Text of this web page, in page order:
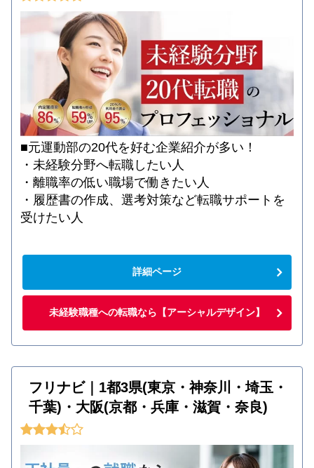
■元運動部の20代を好む企業紹介が多い！
・未経験分野へ転職したい人
・離職率の低い職場で働きたい人
・履歴書の作成、選考対策など転職サポートを
受けたい人
詳細ページ
未経験職種への転職なら【アーシャルデザイン】
フリナビ｜1都3県(東京・神奈川・埼玉・
千葉)・大阪(京都・兵庫・滋賀・奈良)